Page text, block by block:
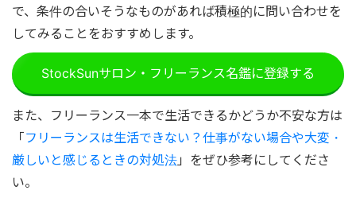
で、条件の合いそうなものがあれば積極的に問い合わせを
してみることをおすすめします。
StockSunサロン・フリーランス名鑑に登録する
また、フリーランス一本で生活できるかどうか不安な方は
「フリーランスは生活できない？仕事がない場合や大変・
厳しいと感じるときの対処法 」をぜひ参考にしてくださ
い。